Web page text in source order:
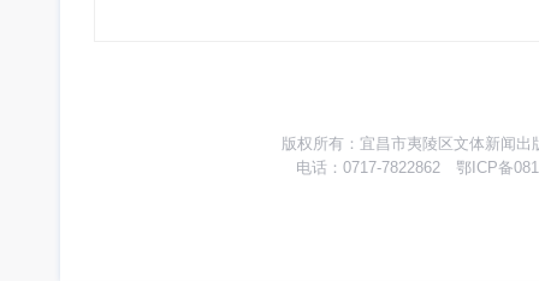
版权所有：宜昌市夷陵区文体新闻
电话：0717-7822862 鄂ICP备